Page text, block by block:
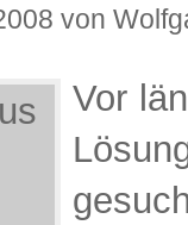
von
Vor